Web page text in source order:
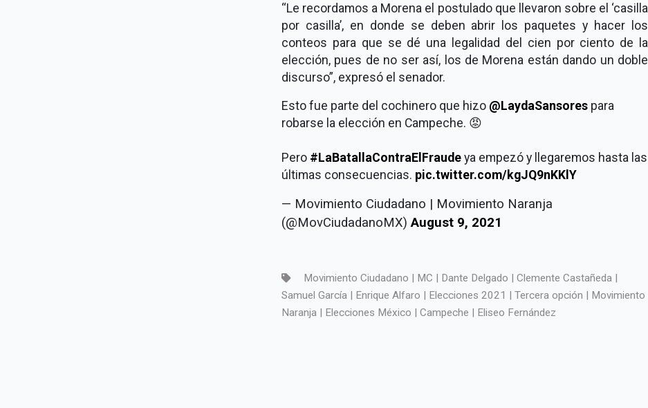
“Le recordamos a Morena el postulado que llevaron sobre el ‘casilla
por casilla’, en donde se deben abrir los paquetes y hacer los
conteos para que se dé una legalidad del cien por ciento de la
elección, pues de no ser así, los de Morena están dando un doble
discurso”, expresó el senador.
Esto fue parte del cochinero que hizo @LaydaSansores para
robarse la elección en Campeche. 😡
Pero #LaBatallaContraElFraude ya empezó y llegaremos hasta las
últimas consecuencias. pic.twitter.com/kgJQ9nKKlY
— Movimiento Ciudadano | Movimiento Naranja
(@MovCiudadanoMX)August 9, 2021
Movimiento Ciudadano | MC | Dante Delgado | Clemente Castañeda |
Samuel García | Enrique Alfaro | Elecciones 2021 | Tercera opción | Movimiento
Naranja | Elecciones México | Campeche | Eliseo Fernández